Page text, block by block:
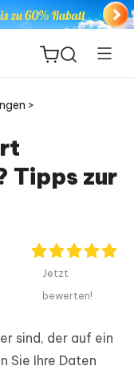
>
Tipps zur
Jetzt
bewerten!
sind, der auf ein
Sie Ihre Daten